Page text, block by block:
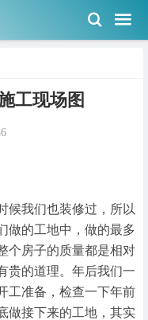
工现场图
候我们也装修过，所以
做的工地中，做的最多
个房子的质量都是相对
贵的道理。年后我们一
工准备，检查一下年前
做接下来的工地，其实